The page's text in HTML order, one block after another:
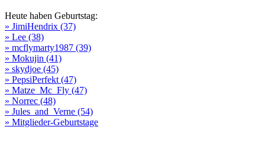
Heute haben Geburtstag:
» JimiHendrix (37)
» Lee (38)
» mcflymarty1987 (39)
» Mokujin (41)
» skydjoe (45)
» PepsiPerfekt (47)
» Matze_Mc_Fly (47)
» Norrec (48)
» Jules_and_Verne (54)
» Mitglieder-Geburtstage